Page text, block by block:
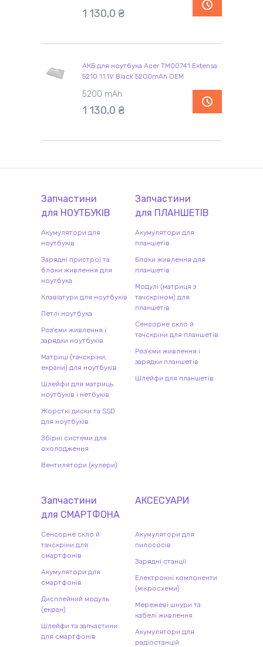
1 130,0 ₴
АКБ для ноутбука Acer TM00741 Extensa
5210 11.1V Black 5200mAh OEM
5200 mAh
1 130,0 ₴
Запчастини
для НОУТБУКІВ
Акумулятори для
ноутбуків
Зарядні пристрої та
блоки живлення для
ноутбука
Клавіатури для ноутбуків
Петлі ноутбука
Роз'єми живлення і
зарядки ноутбуків
Матриці (тачскріни,
екрани) для ноутбуків
Шлейфи для матриць
ноутбуків і нетбуків
Жорсткі диски та SSD
для ноутбуків
Збірні системи для
охолодження
Вентилятори (кулери)
Запчастини
для ПЛАНШЕТІВ
Акумулятори для
планшетів
Блоки живлення для
планшетів
Модулі (матриця з
тачскріном) для
планшетів
Сенсорне скло й
тачскріни для планшетів
Роз'єми живлення і
зарядки планшетів
Шлейфи для планшетів
Запчастини
для СМАРТФОНА
Сенсорне скло й
тачскріни для
смартфонів
Акумулятори для
смартфонів
Дисплейний модуль
(екран)
Шлейфи та запчастини
для смартфонів
АКСЕСУАРИ
Акумулятори для
пилососів
Зарядні станції
Електронні компоненти
(мікросхеми)
Мережеві шнури та
кабелі живлення
Акумулятори для
радіостанцій